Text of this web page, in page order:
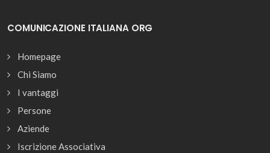
COMUNICAZIONE ITALIANA ORG
Homepage
Chi Siamo
I vantaggi
Persone
Aziende
Iscrizione Associativa